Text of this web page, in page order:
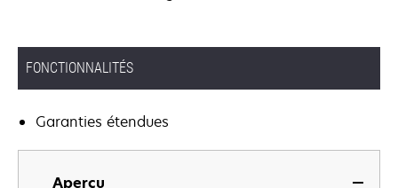
FONCTIONNALITÉS
Garanties étendues
Aperçu